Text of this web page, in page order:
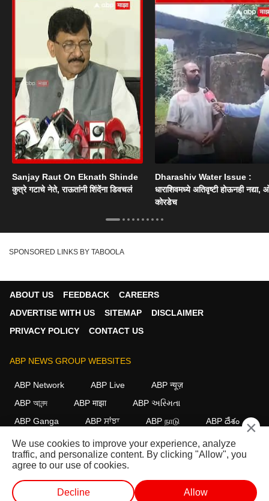
Sanjay Raut On Eknath Shinde
कुत्रे गटाचे नेते, राऊतांनी शिंदेंना डिवचलं
Dharashiv Water Issue :
धाराशिवमध्ये अतिवृष्टी होऊनही नद्या,
कोरडेच
SPONSORED LINKS BY TABOOLA
ABOUT US FEEDBACK
CAREERS
ADVERTISE WITH US
SITEMAP
DISCLAIMER
PRIVACY POLICY
CONTACT US
ABP NEWS GROUP WEBSITES
ABP Network ABP Live
ABP न्यूज़
ABP আনন্দ
ABP माझा
ABP અસ્મિતા
ABP Ganga
ABP ਸਾਂਝਾ ABP நாடு ABP దేశం
FOLLOW US
This website follows the DNPA Code of Ethics. Copyright@2026.
×
We use cookies to improve your experience, analyze
traffic, and personalize content. By clicking "Allow", you
agree to our use of cookies.
Decline Allow